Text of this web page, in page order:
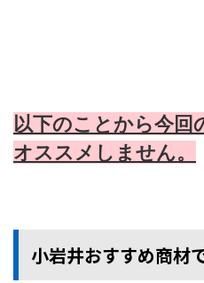
以下のことから今回
オススメしません。
小岩井おすすめ商材